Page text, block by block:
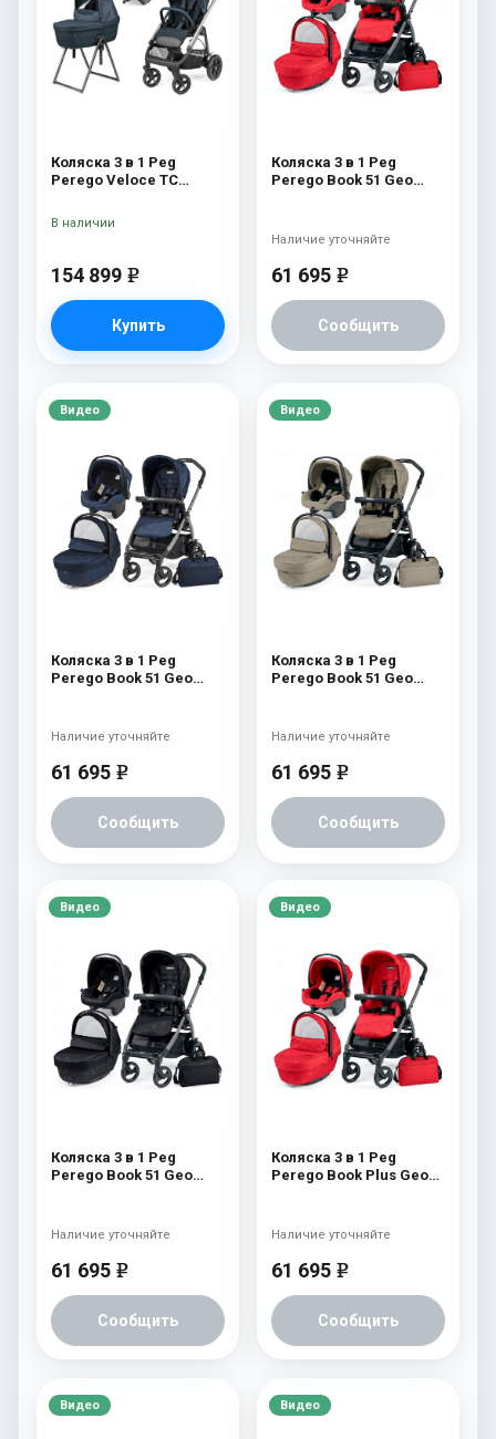
Коляска 3 в 1 Peg
Perego Veloce TC
New
154 899 e
Купить
В наличии
Коляска 3 в 1 Peg
Perego Book 51 Geo
61 695 e
Сообщить
Наличие уточняйте
Видео
Коляска 3 в 1 Peg
Perego Book 51 Geo
61 695 e
Сообщить
Наличие уточняйте
Видео
Коляска 3 в 1 Peg
Perego Book 51 Geo
61 695 e
Сообщить
Наличие уточняйте
Видео
Коляска 3 в 1 Peg
Perego Book 51 Geo
61 695 e
Сообщить
Наличие уточняйте
Видео
Коляска 3 в 1 Peg
Perego Book Plus Geo
61 695 e
Сообщить
Наличие уточняйте
Видео Видео